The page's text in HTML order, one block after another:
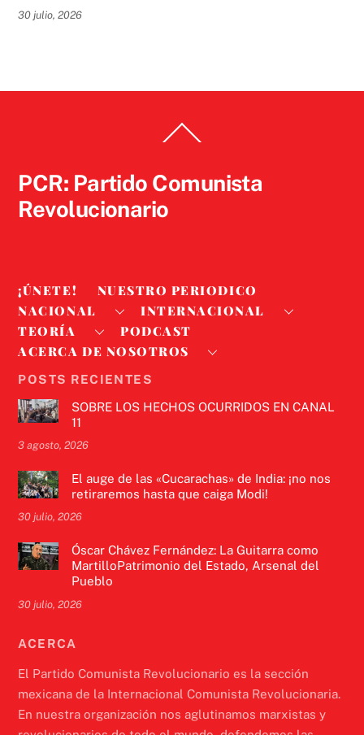
30 julio, 2026
To
PCR: Partido Comunista
Revolucionario
¡ÚNETE!
NUESTRO PERIODICO
NACIONAL
INTERNACIONAL
TEORÍA
PODCAST
ACERCA DE NOSOTROS
POSTS RECIENTES
SOBRE LOS HECHOS OCURRIDOS EN CANAL
11
3 agosto, 2026
El auge de las «Cucarachas» de India: ¡no nos
retiraremos hasta que caiga Modi!
30 julio, 2026
Óscar Chávez Fernández: La Guitarra como
MartilloPatrimonio del Estado, Arsenal del
Pueblo
30 julio, 2026
ACERCA
El Partido Comunista Revolucionario es la sección
mexicana de la Internacional Comunista Revolucionaria.
En nuestra organización nos aglutinamos marxistas y